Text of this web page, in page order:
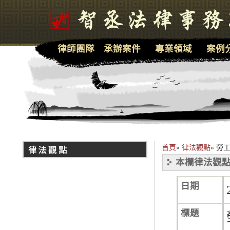
首頁» 律法觀點» 勞
本欄律法觀
日期
標題
律師團隊 承辦案件 專業領域 案例